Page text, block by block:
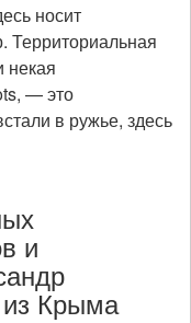
носит
Территориальная
некая
— это
в ружье, здесь
и
из Крыма